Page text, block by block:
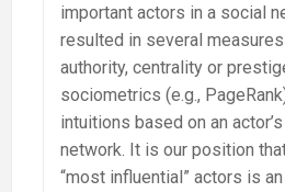
important actors in a social
resulted in several
authority, centrality or
sociometrics (e.g.,
intuitions based on an
network. It is our position
“most influential” actors is